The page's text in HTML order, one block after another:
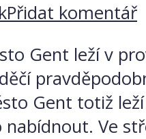
Přidat komentář
Gent leží v
Gent totiž
nabídnout. Ve